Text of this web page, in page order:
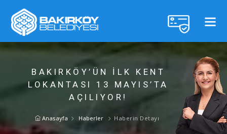
BAKIRKÖY’ÜN İLK KENT
LOKANTASI 13 MAYIS’TA
AÇILIYOR!
Anasayfa Haberler Haberin Detayı